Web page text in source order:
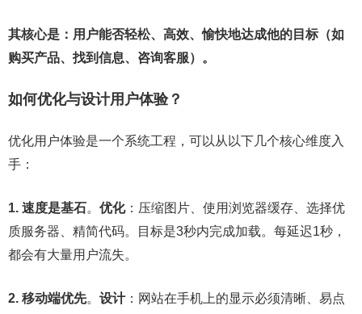
其核心是：用户能否轻松、高效、愉快地达成他的目标（如
购买产品、找到信息、咨询客服）。
如何优化与设计用户体验？
优化用户体验是一个系统工程，可以从以下几个核心维度入
手：
1. 速度是基石。 优化：压缩图片、使用浏览器缓存、选择优
质服务器、精简代码。目标是3秒内完成加载。每延迟1秒，
都会有大量用户流失。
2. 移动端优先。 设计：网站在手机上的显示必须清晰、易点